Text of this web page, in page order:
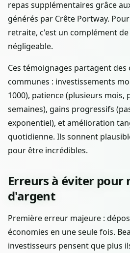
repas supplémentaires grâce
générés par Crête Portway.
retraite, c'est un complément
négligeable.
Ces témoignages partagent
communes : investissements
1000), patience (plusieurs mois,
semaines), gains progressifs
exponentiel), et amélioration
quotidienne. Ils sonnent
pour être incrédibles.
Erreurs à éviter pour
d'argent
Première erreur majeure :
économies en une seule fois.
investisseurs pensent que plus